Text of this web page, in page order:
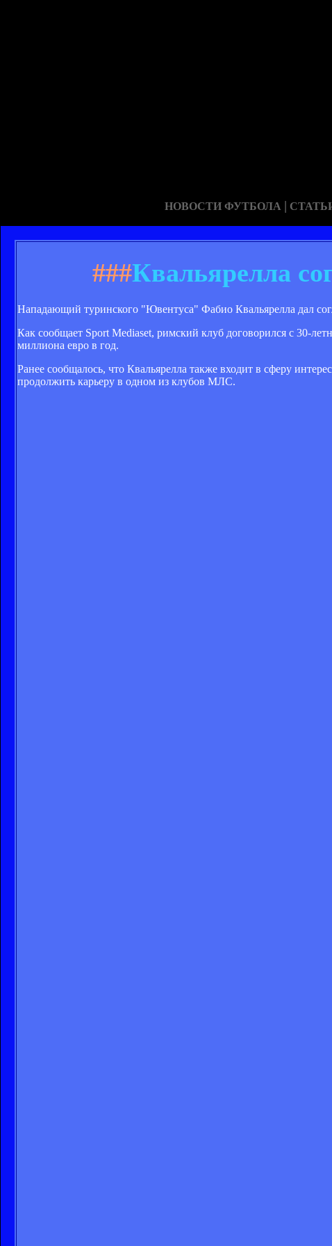
НОВОСТИ ФУТБОЛА |
###Квальярелла
Нападающий туринского "Ювентуса" Фабио Квальярелла дал
Как сообщает Sport Mediaset, римский клуб договорился с 30-
миллиона евро в год.
Ранее сообщалось, что Квальярелла также входит в сферу
продолжить карьеру в одном из клубов МЛС.